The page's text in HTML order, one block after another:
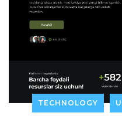
TECHNOLOGY